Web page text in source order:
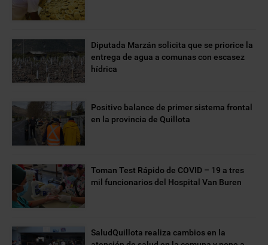
Diputada Marzán solicita que se priorice la
entrega de agua a comunas con escasez
hídrica
Positivo balance de primer sistema frontal
en la provincia de Quillota
Toman Test Rápido de COVID – 19 a tres
mil funcionarios del Hospital Van Buren
SaludQuillota realiza cambios en la